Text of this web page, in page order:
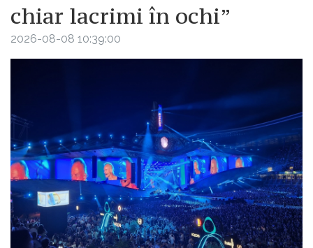
chiar lacrimi în ochi”
2026-08-08 10:39:00